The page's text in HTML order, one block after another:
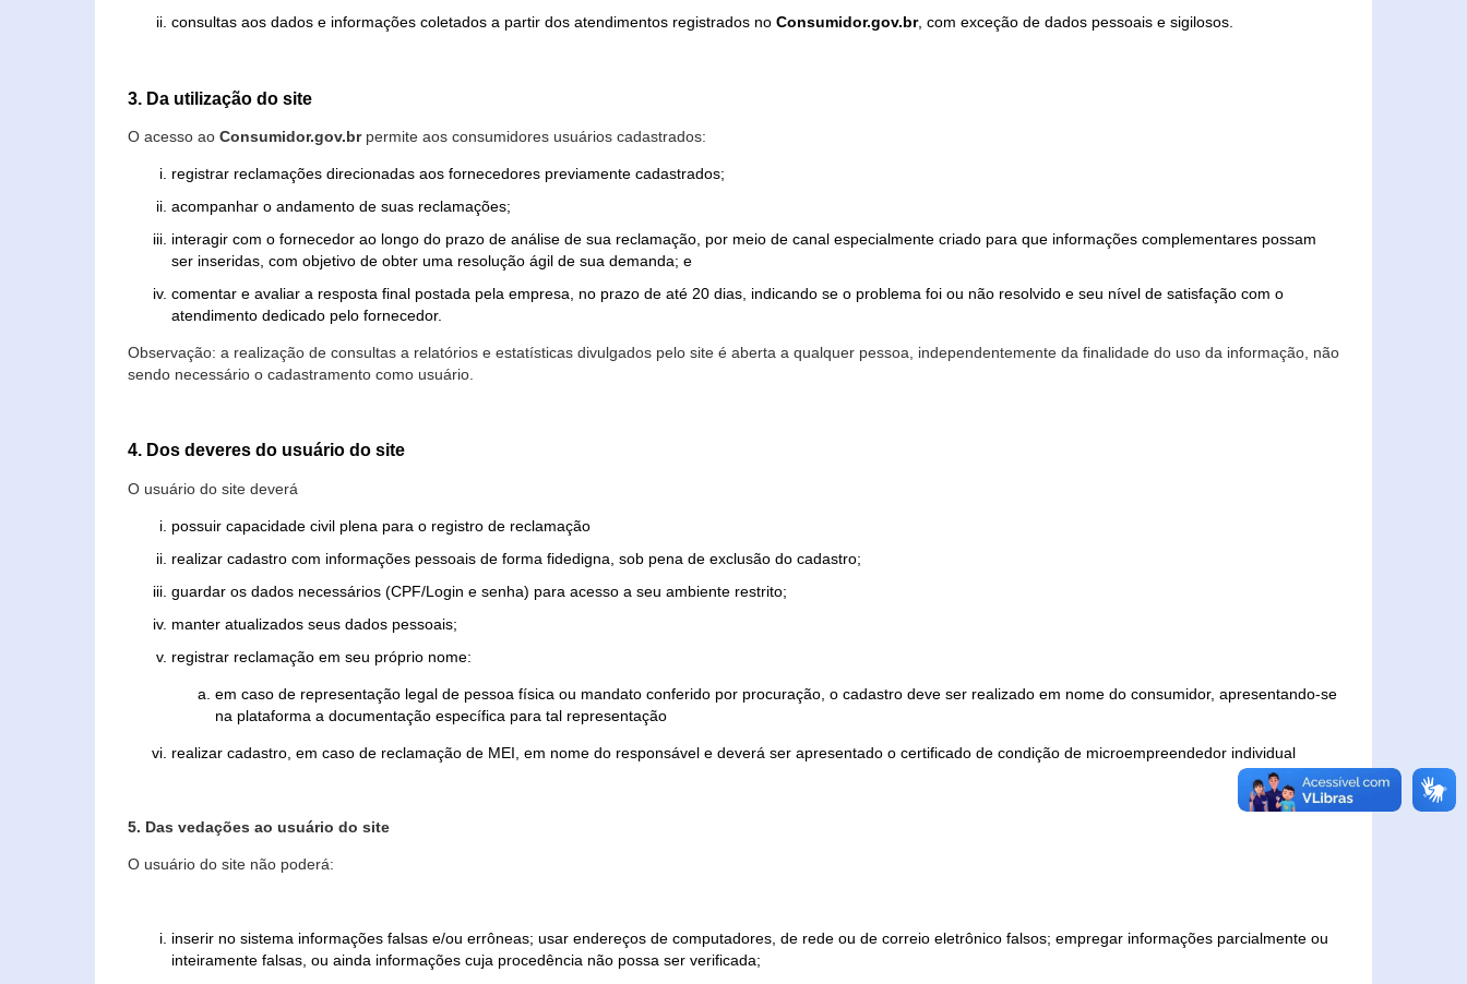
consultas aos dados e informações coletados a partir dos atendimentos registrados no Consumidor.gov.br, com exceção de dados pessoais e sigilosos.
3. Da utilização do site
O acesso ao Consumidor.gov.brpermite aos consumidores usuários cadastrados:
registrar reclamações direcionadas aos fornecedores previamente cadastrados;
acompanhar o andamento de suas reclamações;
interagir com o fornecedor ao longo do prazo de análise de sua reclamação, por meio de canal especialmente criado para que informações complementares possam
ser inseridas, com objetivo de obter uma resolução ágil de sua demanda; e
comentar e avaliar a resposta final postada pela empresa, no prazo de até 20 dias, indicando se o problema foi ou não resolvido e seu nível de satisfação com o
atendimento dedicado pelo fornecedor.
Observação: a realização de consultas a relatórios e estatísticas divulgados pelo site é aberta a qualquer pessoa, independentemente da finalidade do uso da informação, não
sendo necessário o cadastramento como usuário.
4. Dos deveres do usuário do site
O usuário do site deverá
possuir capacidade civil plena para o registro de reclamação
realizar cadastro com informações pessoais de forma fidedigna, sob pena de exclusão do cadastro;
guardar os dados necessários (CPF/Login e senha) para acesso a seu ambiente restrito;
manter atualizados seus dados pessoais;
registrar reclamação em seu próprio nome:
em caso de representação legal de pessoa física ou mandato conferido por procuração, o cadastro deve ser realizado em nome do consumidor, apresentando-se
na plataforma a documentação específica para tal representação
realizar cadastro, em caso de reclamação de MEI, em nome do responsável e deverá ser apresentado o certificado de condição de microempreendedor individual
5. Das vedações ao usuário do site
O usuário do site não poderá:
inserir no sistema informações falsas e/ou errôneas; usar endereços de computadores, de rede ou de correio eletrônico falsos; empregar informações parcialmente ou
inteiramente falsas, ou ainda informações cuja procedência não possa ser verificada;